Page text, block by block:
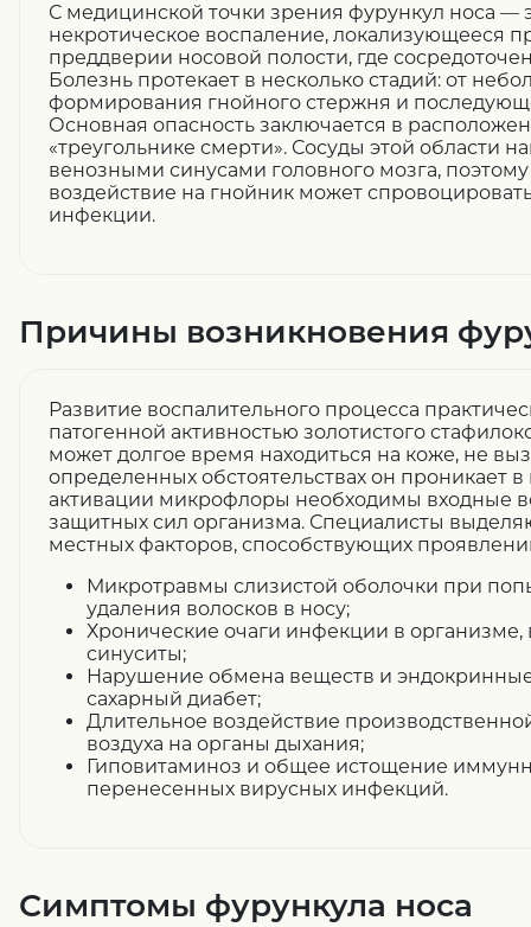
С медицинской точки зрения фурункул носа —
некротическое воспаление, локализующееся
преддверии носовой полости, где
Болезнь протекает в несколько стадий: от
формирования гнойного стержня и
Основная опасность заключается в
«треугольнике смерти». Сосуды этой области
венозными синусами головного мозга,
воздействие на гнойник может
инфекции.
Причины возникновения
Развитие воспалительного процесса
патогенной активностью золотистого
может долгое время находиться на коже, не
определенных обстоятельствах он проникает
активации микрофлоры необходимы входные
защитных сил организма. Специалисты
местных факторов, способствующих
Микротравмы слизистой оболочки при
удаления волосков в носу;
Хронические очаги инфекции в
синуситы;
Нарушение обмена веществ и эндокринные
сахарный диабет;
Длительное воздействие
воздуха на органы дыхания;
Гиповитаминоз и общее истощение
перенесенных вирусных инфекций.
Симптомы фурункула носа